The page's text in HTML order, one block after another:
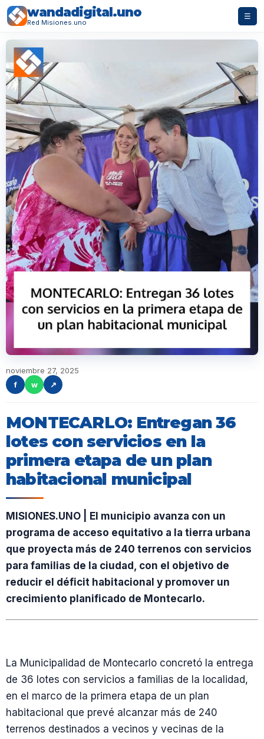
wandadigital.uno
Red Misiones.uno
☰
noviembre 27, 2025
f
w ↗
MONTECARLO: Entregan 36
lotes con servicios en la
primera etapa de un plan
habitacional municipal
MISIONES.UNO | El municipio avanza con un
programa de acceso equitativo a la tierra urbana
que proyecta más de 240 terrenos con servicios
para familias de la ciudad, con el objetivo de
reducir el déficit habitacional y promover un
crecimiento planificado de Montecarlo.
La Municipalidad de Montecarlo concretó la entrega
de 36 lotes con servicios a familias de la localidad,
en el marco de la primera etapa de un plan
habitacional que prevé alcanzar más de 240
terrenos destinados a vecinos y vecinas de la